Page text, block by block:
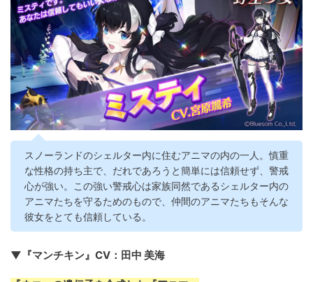
スノーランドのシェルター内に住むアニマの内の一人。慎重
な性格の持ち主で、だれであろうと簡単には信頼せず、警戒
心が強い。この強い警戒心は家族同然であるシェルター内の
アニマたちを守るためのもので、仲間のアニマたちもそんな
彼女をとても信頼している。
▼『マンチキン』CV：田中 美海